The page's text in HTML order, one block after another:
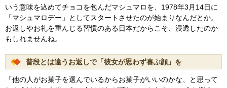
いう意味を込めてチョコを包んだマシュマロを、1978年3月14日に
「マシュマロデー」としてスタートさせたのが始まりなんだとか。
お返しやお礼を重んじる習慣のある日本だからこそ、浸透したのか
もしれませんね。
普段とは違うお返しで「彼女が思わず喜ぶ顔」を
「他の人がお菓子を選んでいるからお菓子がいいのかな、と思って